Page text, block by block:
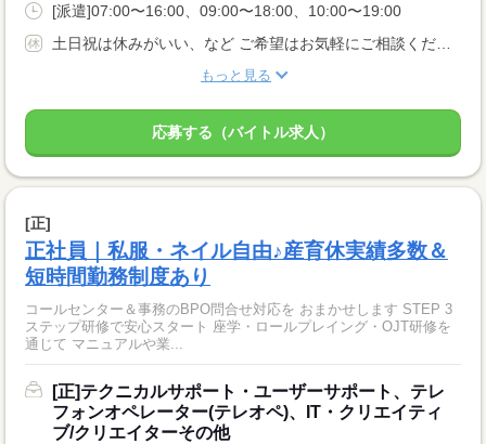
[派遣]07:00〜16:00、09:00〜18:00、10:00〜19:00
もっと見る
応募する（バイトル求人）
[正]
正社員｜私服・ネイル自由♪産育休実績多数＆
短時間勤務制度あり
コールセンター＆事務のBPO問合せ対応を おまかせします STEP 3
ステップ研修で安心スタート 座学・ロールプレイング・OJT研修を
通じて マニュアルや業...
[正]テクニカルサポート・ユーザーサポート、テレ
フォンオペレーター(テレオペ)、IT・クリエイティ
ブ/クリエイターその他